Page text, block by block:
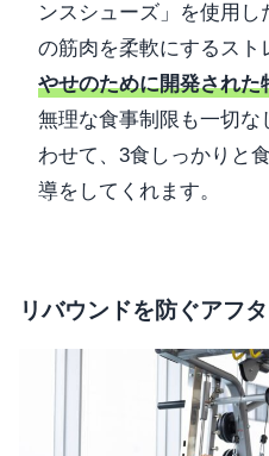
ンスシューズ」を使用し
の筋肉を柔軟にするス
やせのために開発された
無理な食事制限も一切
わせて、3食しっかりと
導をしてくれます。
リバウンドを防ぐアフ